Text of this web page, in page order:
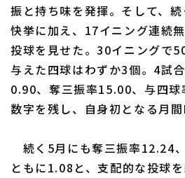
振と持ち味を発揮。そして、
快挙に加え、17イニング連続
投球を見せた。30イニングで
与えた四球はわずか3個。4試
0.90、奪三振率15.00、与四
数字を残し、自身初となる月間
続く5月にも奪三振率12.24
ともに1.08と、支配的な投球